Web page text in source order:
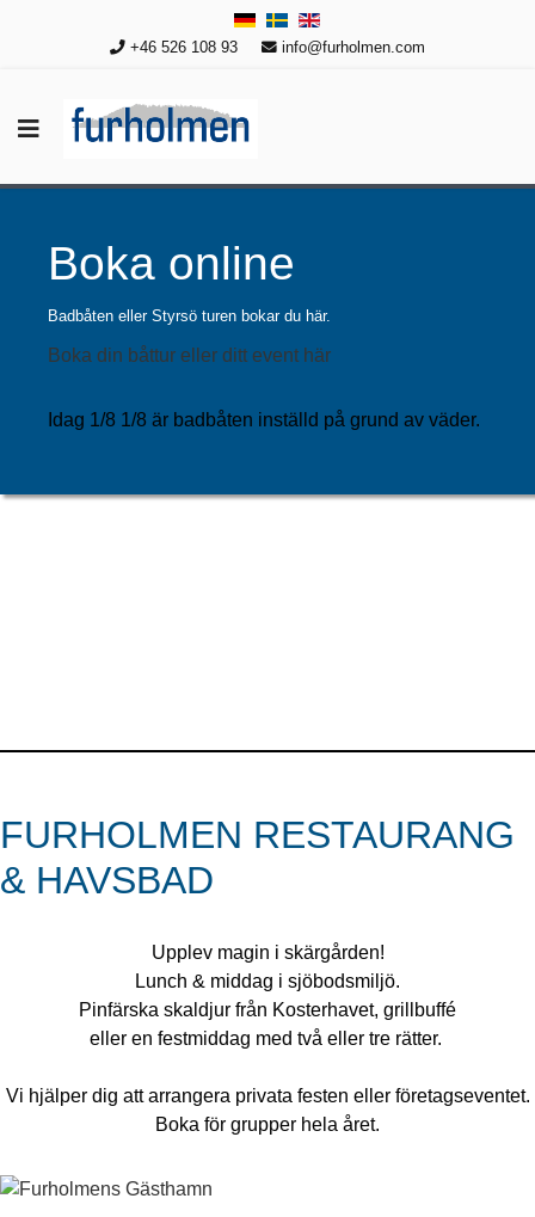
+46 526 108 93 info@furholmen.com
Boka online
Badbåten eller Styrsö turen bokar du här.
Boka din båttur eller ditt event här
Idag 1/8 1/8 är badbåten inställd på grund av väder.
FURHOLMEN RESTAURANG
& HAVSBAD
Upplev magin i skärgården!
Lunch & middag i sjöbodsmiljö.
Pinfärska skaldjur från Kosterhavet, grillbuffé
eller en festmiddag med två eller tre rätter.
Vi hjälper dig att arrangera privata festen eller företagseventet.
Boka för grupper hela året.